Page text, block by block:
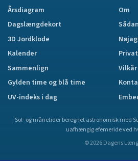
Årsdiagram
Dagslængdekort
3D Jordklode
Kalender
Sammenlign
Gylden time og blå time
UV-indeks i dag
Om
Vilkår
Sol- og månetider beregnet astronomisk med
uafhængig efemeride ved
©2026 Dagens